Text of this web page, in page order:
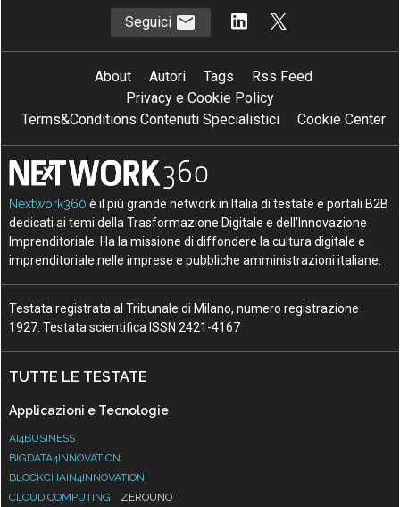
Seguici
About Autori Tags
Rss Feed
Privacy e Cookie Policy
Terms&Conditions Contenuti Specialistici
Cookie Center
Nextwork360 è il più grande network in Italia di testate e portali B2B
dedicati ai temi della Trasformazione Digitale e dell’Innovazione
Imprenditoriale. Ha la missione di diffondere la cultura digitale e
imprenditoriale nelle imprese e pubbliche amministrazioni italiane.
Testata registrata al Tribunale di Milano, numero registrazione
1927. Testata scientifica ISSN 2421-4167
TUTTE LE TESTATE
Applicazioni e Tecnologie
AI4BUSINESS
BIGDATA4INNOVATION
BLOCKCHAIN4INNOVATION
CLOUD COMPUTING
ZEROUNO